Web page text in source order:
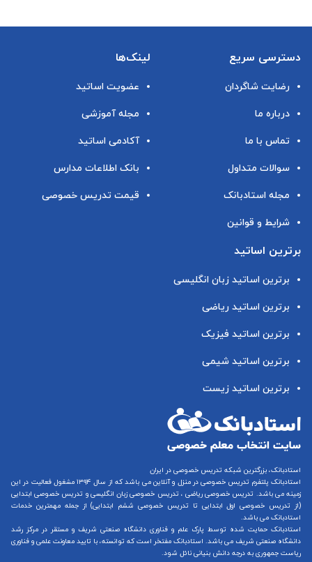
دسترسی سریع
رضایت شاگردان
درباره ما
تماس با ما
سوالات متداول
مجله استادبانک
شرایط و قوانین
لینک‌ها
عضویت اساتید
مجله آموزشی
آکادمی اساتید
بانک اطلاعات مدارس
قیمت تدریس خصوصی
برترین اساتید
برترین اساتید زبان انگلیسی
برترین اساتید ریاضی
برترین اساتید فیزیک
برترین اساتید شیمی
برترین اساتید زیست
استادبانک، بزرگترین شبکه تدریس خصوصی در ایران
استادبانک پلتفرم تدریس خصوصی در منزل و آنلاین
می باشد که از سال ۱۳۹۴ مشغول فعالیت در این
زمینه می باشد. تدریس خصوصی ریاضی ، تدریس خصوصی زبان انگلیسیو تدریس خصوصی ابتدایی
(از تدریس خصوصی اول ابتدایی تا تدریس خصوصی ششم ابتدایی) از جمله مهمترین خدمات
استادبانک می باشد.
استادبانک حمایت شده توسط پارک علم و فناوری دانشگاه صنعتی شریف و مستقر در مرکز رشد
دانشگاه صنعتی شریف می باشد. استادبانک مفتخر است که توانسته، با تایید معاونت علمی و فناوری
ریاست جمهوری به درجه دانش بنیانی نائل شود.